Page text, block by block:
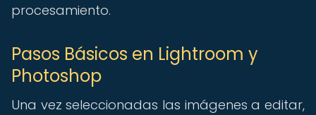
procesamiento.
Pasos Básicos en Lightroom y
Photoshop
Una vez seleccionadas las imágenes a editar,